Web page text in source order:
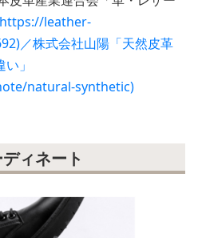
https://leather-
／株式会社山陽「天然皮革
」
natural-synthetic)
ィネート